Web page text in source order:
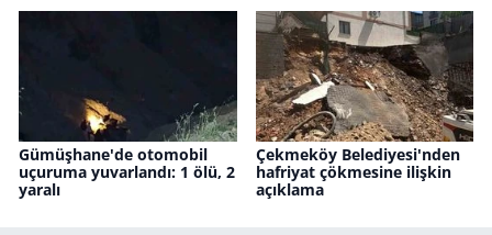
Gümüşhane'de otomobil
uçuruma yuvarlandı: 1 ölü, 2
yaralı
Çekmeköy Belediyesi'nden
hafriyat çökmesine ilişkin
açıklama